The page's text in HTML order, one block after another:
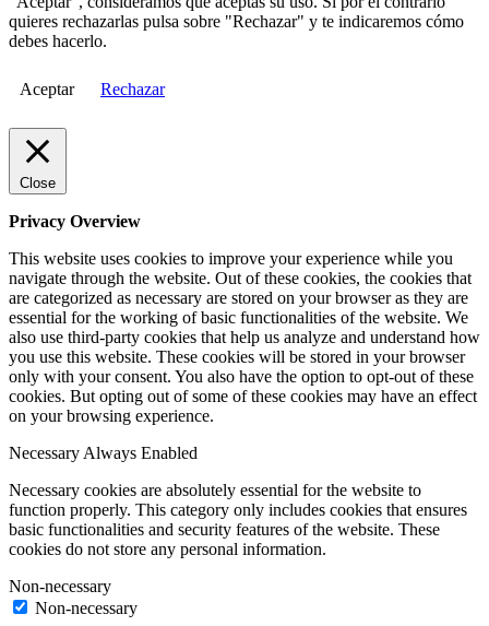
quieres rechazarlas pulsa sobre "Rechazar" y te indicaremos cómo
debes hacerlo.
Aceptar Rechazar
Close
Privacy Overview
This website uses cookies to improve your experience while you
navigate through the website. Out of these cookies, the cookies that
are categorized as necessary are stored on your browser as they are
essential for the working of basic functionalities of the website. We
also use third-party cookies that help us analyze and understand how
you use this website. These cookies will be stored in your browser
only with your consent. You also have the option to opt-out of these
cookies. But opting out of some of these cookies may have an effect
on your browsing experience.
Necessary Always Enabled
Necessary cookies are absolutely essential for the website to
function properly. This category only includes cookies that ensures
basic functionalities and security features of the website. These
cookies do not store any personal information.
Non-necessary
Non-necessary